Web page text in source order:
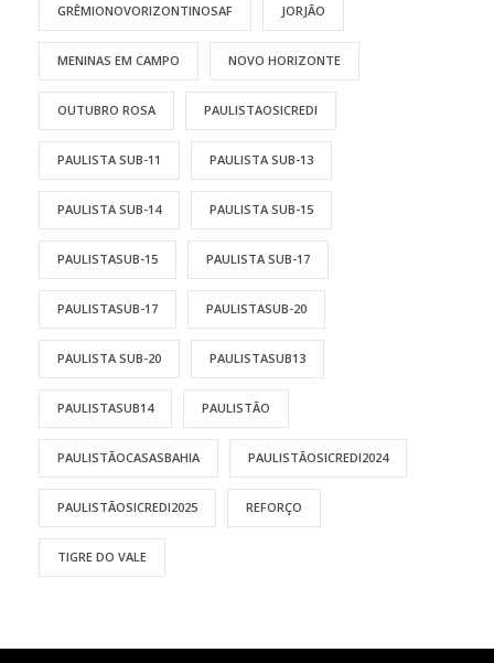
GRÊMIONOVORIZONTINOSAF JORJÃO
MENINAS EM CAMPO NOVO HORIZONTE
OUTUBRO ROSA PAULISTAOSICREDI
PAULISTA SUB-11 PAULISTA SUB-13
PAULISTA SUB-14 PAULISTA SUB-15
PAULISTASUB-15 PAULISTA SUB-17
PAULISTASUB-17 PAULISTASUB-20
PAULISTA SUB-20 PAULISTASUB13
PAULISTASUB14 PAULISTÃO
PAULISTÃOCASASBAHIA PAULISTÃOSICREDI2024
PAULISTÃOSICREDI2025 REFORÇO
TIGRE DO VALE